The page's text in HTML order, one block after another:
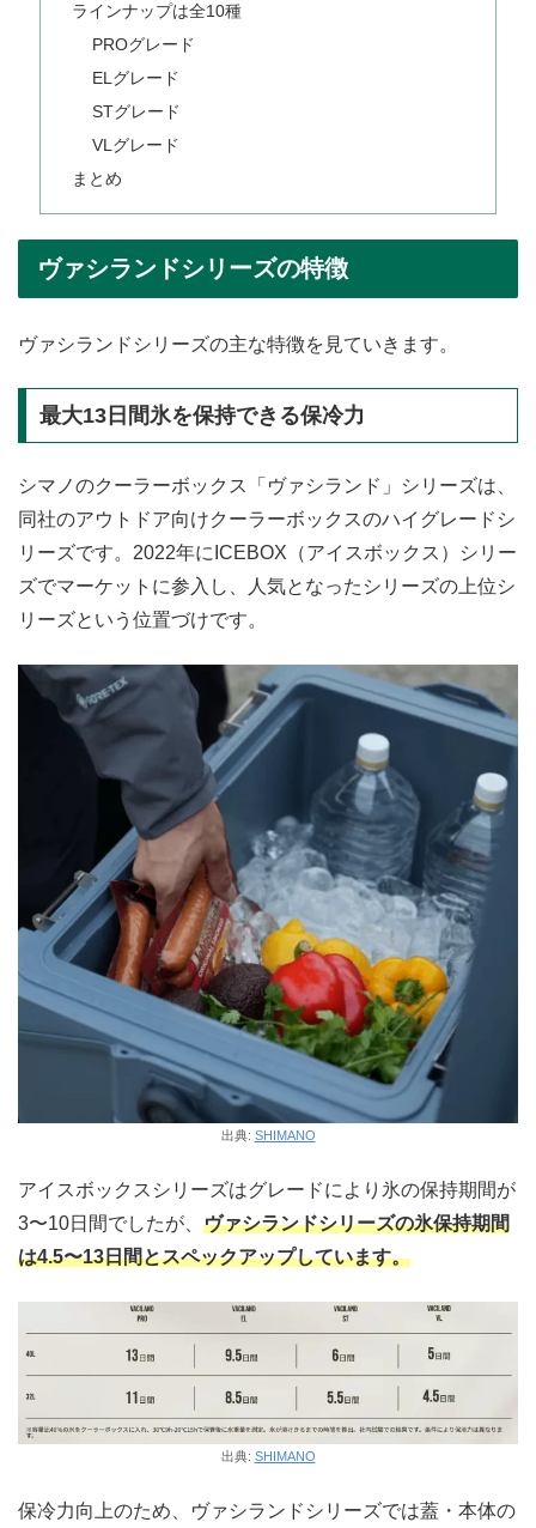
ラインナップは全10種
PROグレード
ELグレード
STグレード
VLグレード
まとめ
ヴァシランドシリーズの特徴
ヴァシランドシリーズの主な特徴を見ていきます。
最大13日間氷を保持できる保冷力
シマノのクーラーボックス「ヴァシランド」シリーズは、
同社のアウトドア向けクーラーボックスのハイグレードシ
リーズです。2022年にICEBOX（アイスボックス）シリー
ズでマーケットに参入し、人気となったシリーズの上位シ
リーズという位置づけです。
出典: SHIMANO
アイスボックスシリーズはグレードにより氷の保持期間が
3〜10日間でしたが、 ヴァシランドシリーズの氷保持期間
は4.5〜13日間とスペックアップしています。
出典: SHIMANO
保冷力向上のため、ヴァシランドシリーズでは蓋・本体の